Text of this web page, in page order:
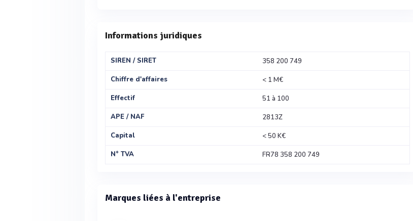
Informations juridiques
SIREN / SIRET
358 200 749
Chiffre d'affaires
< 1 M€
Effectif
51 à 100
APE / NAF
2813Z
Capital
< 50 K€
N° TVA
FR78 358 200 749
Marques liées à l'entreprise